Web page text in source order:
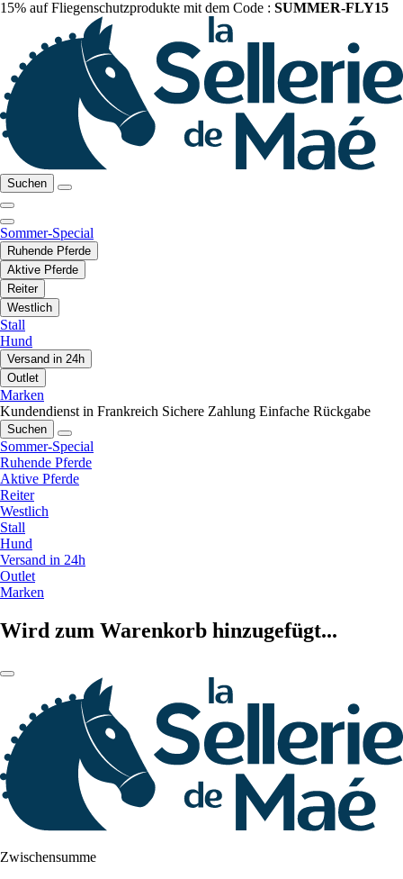
15% auf Fliegenschutzprodukte mit dem Code : SUMMER-FLY15
Suchen
Sommer-Special
Ruhende Pferde
Aktive Pferde
Reiter
Westlich
Stall
Hund
Versand in 24h
Outlet
Marken
Kundendienst in Frankreich Sichere Zahlung Einfache Rückgabe
Suchen
Sommer-Special
Ruhende Pferde
Aktive Pferde
Reiter
Westlich
Stall
Hund
Versand in 24h
Outlet
Marken
Wird zum Warenkorb hinzugefügt...
Zwischensumme